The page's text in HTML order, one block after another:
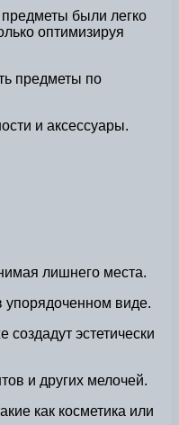
были легко
оптимизируя
предметы по
и аксессуары.
лишнего места.
упорядоченном виде.
эстетически
и других мелочей.
как косметика или